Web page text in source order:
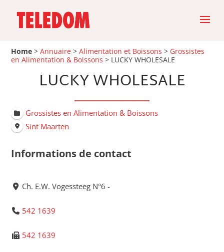
Home >Annuaire >Alimentation et Boissons > Grossistes
en Alimentation & Boissons > LUCKY WHOLESALE
LUCKY WHOLESALE
Grossistes en Alimentation & Boissons
Sint Maarten
Informations de contact
Ch. E.W. Vogessteeg N°6 -
542 1639
542 1639